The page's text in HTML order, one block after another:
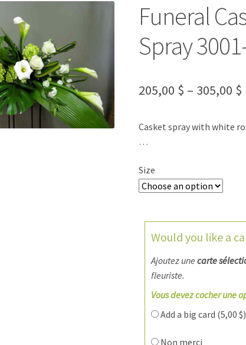
Funeral
Spray
205,00 $ – 305,00 $
Casket spray with white
…
Size
Would you like a
Ajoutez une carte
fleuriste.
Vous devez cocher une
Add a big card (5,00 $)
Non merci